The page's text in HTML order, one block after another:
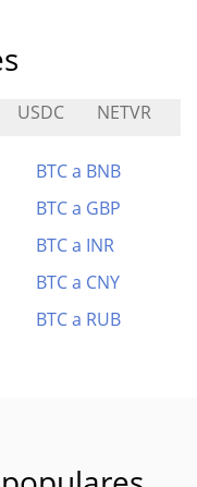
USDC NETVR
BTC a BNB
BTC a GBP
BTC a INR
BTC a CNY
BTC a RUB